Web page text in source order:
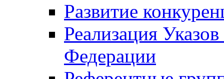
Развитие
Реализация
Федерации